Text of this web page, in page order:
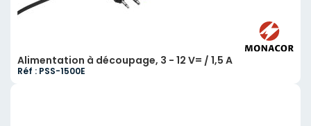
Alimentation à découpage, 3 - 12 V= / 1,5 A
Réf : PSS-1500E